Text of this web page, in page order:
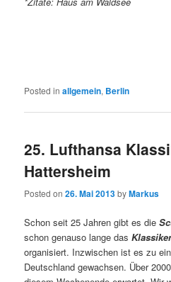
Posted in allgemein, Berlin
25. Lufthansa
Hattersheim
Posted on26. Mai 2013byMarkus
Schon seit 25 Jahren gibt es die
schon genauso lange das
organisiert. Inzwischen ist es zu
Deutschland gewachsen. Über